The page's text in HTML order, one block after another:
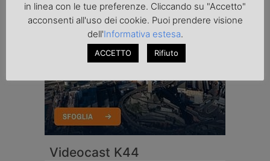
Videocast K44
in linea con le tue preferenze. Cliccando su "Accetto"
acconsenti all'uso dei cookie. Puoi prendere visione
dell'Informativa estesa.
ACCETTO Rifiuto